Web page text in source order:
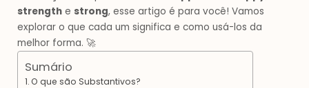
g
r
a
m
b
e
strength e strong, esse artigo é para você! Vamos
explorar o que cada um significa e como usá-los da
melhor forma. 🚀
Sumário
O que são Substantivos?